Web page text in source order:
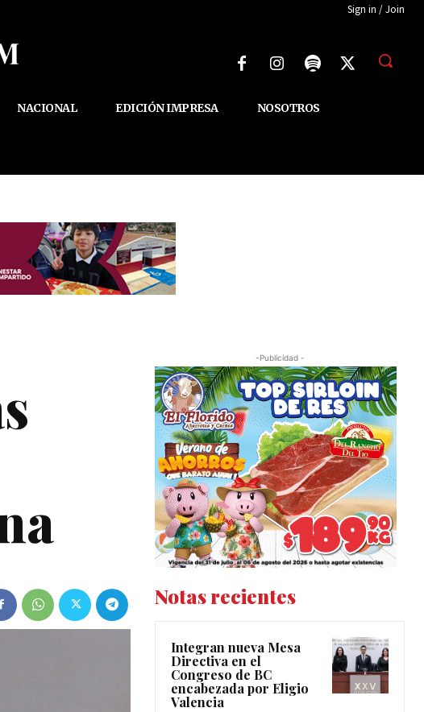
Sign in / Join
NACIONAL EDICIÓN IMPRESA NOSOTROS
-Publicidad -
Notas recientes
Integran nueva Mesa
Directiva en el
Congreso de BC
encabezada por Eligio
Valencia